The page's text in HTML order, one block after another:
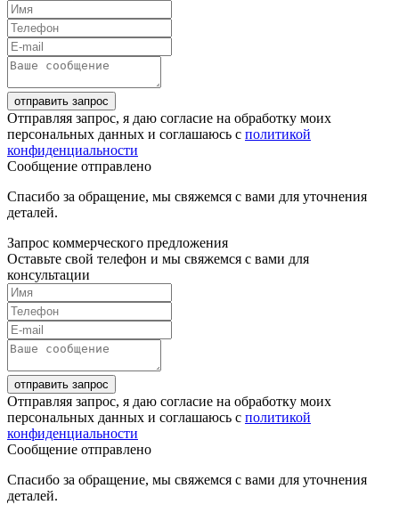
отправить запрос
Отправляя запрос, я даю согласие на обработку моих
персональных данных и соглашаюсь с политикой
конфиденциальности
Сообщение отправлено
Спасибо за обращение, мы свяжемся с вами для уточнения
деталей.
Запрос коммерческого предложения
Оставьте свой телефон и мы свяжемся с вами для
консультации
отправить запрос
Отправляя запрос, я даю согласие на обработку моих
персональных данных и соглашаюсь с политикой
конфиденциальности
Сообщение отправлено
Спасибо за обращение, мы свяжемся с вами для уточнения
деталей.